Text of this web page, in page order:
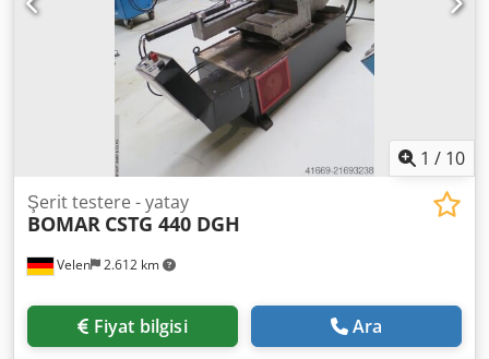
5,0 ton Aksesuarlar: 4 adet yeni testere bıçağı Durum:
Neredeyse yeni durumda Satıcı, yazım veya veri iletim
hatalarından sorumlu değildir. Makine, yaşıyla orantılı dış
görünüş, teknik ve aşınma durumundadır; ikinci el
makineler herhangi bir garanti olmaksızın satılır.
1 / 10
Velen 2.612 km
Şerit testere - yatay
BOMAR CSTG 440 DGH
Fiyat bilgisi Ara